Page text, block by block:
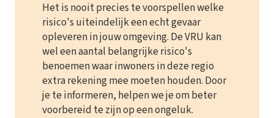
Het is nooit precies te voorspellen welke
risico's uiteindelijk een echt gevaar
opleveren in jouw omgeving. De VRU kan
wel een aantal belangrijke risico's
benoemen waar inwoners in deze regio
extra rekening mee moeten houden. Door
je te informeren, helpen we je om beter
voorbereid te zijn op een ongeluk.